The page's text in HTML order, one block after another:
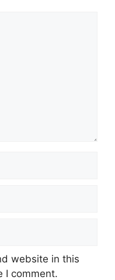
website in this
I comment.